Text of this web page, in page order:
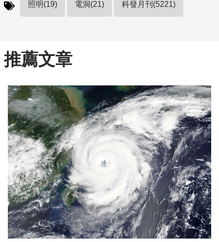
照明(19) 電洞(21) 科發月刊(5221)
推薦文章